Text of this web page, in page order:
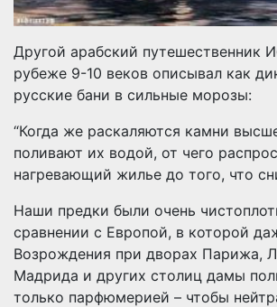
Другой арабский путешественник
рубеже 9-10 веков описывал как
русские бани в сильные морозы:
“Когда же раскаляются камни
поливают их водой, от чего
нагревающий жилье до того, что
Наши предки были очень
сравнении с Европой, в которой
Возрождения при дворах Парижа,
Мадрида и других столиц дамы
только парфюмерией – чтобы